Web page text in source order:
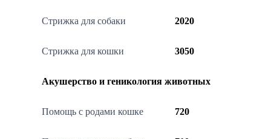
Стрижка для собаки 2020
Стрижка для кошки 3050
Акушерство и геникология животных
Помощь с родами кошке 720